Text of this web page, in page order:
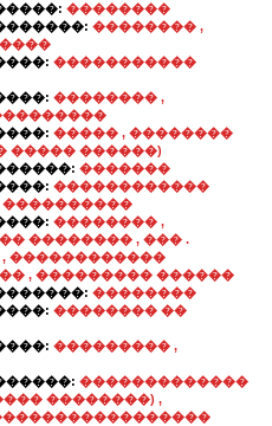
��������
�������� ,
�����������
�������� ,
����� , ��������
����� ������)
�������
������������
�������� ,
�������� , ��� .
������������
, ��������� ������
��������
�������� ��
��������� ,
�������������
��������) ,